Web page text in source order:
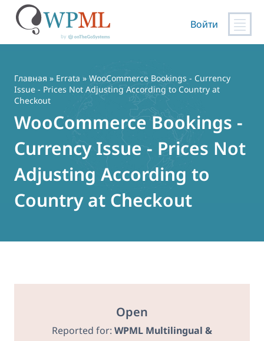
содержимому
Войти
Главная » Errata » WooCommerce Bookings - Currency
Issue - Prices Not Adjusting According to Country at
Checkout
WooCommerce Bookings -
Currency Issue - Prices Not
Adjusting According to
Country at Checkout
Open
Reported for: WPML Multilingual &